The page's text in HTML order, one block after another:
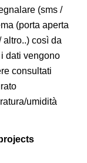
(sms /
(porta aperta
così da
dati vengono
consultati
umidità